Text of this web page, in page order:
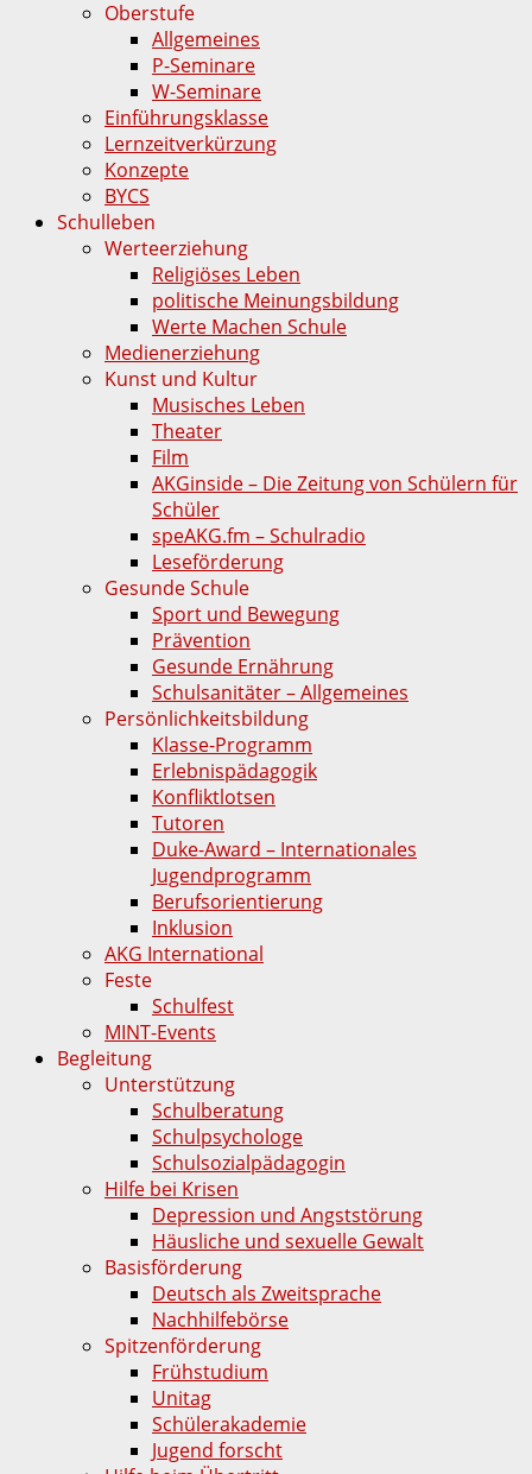
Oberstufe
Allgemeines
P-Seminare
W-Seminare
Einführungsklasse
Lernzeitverkürzung
Konzepte
BYCS
Schulleben
Werteerziehung
Religiöses Leben
politische Meinungsbildung
Werte Machen Schule
Medienerziehung
Kunst und Kultur
Musisches Leben
Theater
Film
AKGinside – Die Zeitung von Schülern für
Schüler
speAKG.fm – Schulradio
Leseförderung
Gesunde Schule
Sport und Bewegung
Prävention
Gesunde Ernährung
Schulsanitäter – Allgemeines
Persönlichkeitsbildung
Klasse-Programm
Erlebnispädagogik
Konfliktlotsen
Tutoren
Duke-Award – Internationales
Jugendprogramm
Berufsorientierung
Inklusion
AKG International
Feste
Schulfest
MINT-Events
Begleitung
Unterstützung
Schulberatung
Schulpsychologe
Schulsozialpädagogin
Hilfe bei Krisen
Depression und Angststörung
Häusliche und sexuelle Gewalt
Basisförderung
Deutsch als Zweitsprache
Nachhilfebörse
Spitzenförderung
Frühstudium
Unitag
Schülerakademie
Jugend forscht